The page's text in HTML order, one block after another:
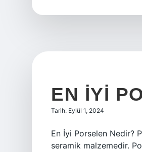
EN IYI
Tarih: Eylül 1, 2024
En İyi Porselen Nedir?
seramik malzemedir.